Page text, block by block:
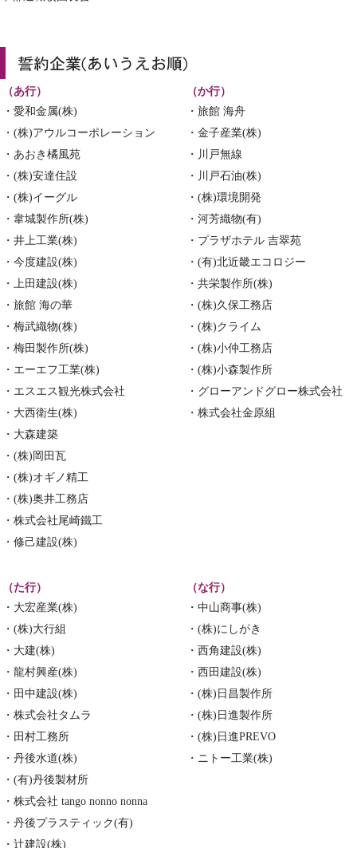
（あ行）
・愛和金属(株)
・(株)アウルコーポレーション
・あおき橘風苑
・(株)安達住設
・(株)イーグル
・韋城製作所(株)
・井上工業(株)
・今度建設(株)
・上田建設(株)
・旅館 海の華
・梅武織物(株)
・梅田製作所(株)
・エーエフ工業(株)
・エスエス観光株式会社
・大西衛生(株)
・大森建築
・(株)岡田瓦
・(株)オギノ精工
・(株)奥井工務店
・株式会社尾崎鐵工
・修己建設(株)
（か行）
・旅館 海舟
・金子産業(株)
・川戸無線
・川戸石油(株)
・(株)環境開発
・河芳織物(有)
・プラザホテル 吉翠苑
・(有)北近畿エコロジー
・共栄製作所(株)
・(株)久保工務店
・(株)クライム
・(株)小仲工務店
・(株)小森製作所
・グローアンドグロー株式会社
・株式会社金原組
（た行）
・大宏産業(株)
・(株)大行組
・大建(株)
・龍村興産(株)
・田中建設(株)
・株式会社タムラ
・田村工務所
・丹後水道(株)
・(有)丹後製材所
・株式会社 tango nonno nonna
・丹後プラスティック(有)
・辻建設(株)
（な行）
・中山商事(株)
・(株)にしがき
・西角建設(株)
・西田建設(株)
・(株)日昌製作所
・(株)日進製作所
・(株)日進PREVO
・ニトー工業(株)